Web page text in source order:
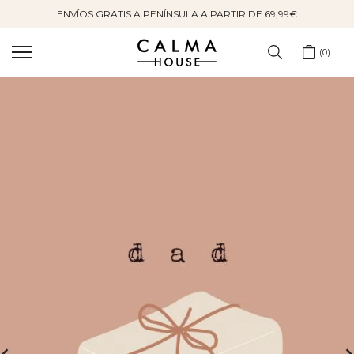
contenido
ENVÍOS GRATIS A PENÍNSULA A PARTIR DE 69,99€
0